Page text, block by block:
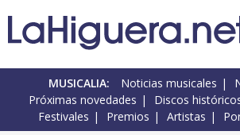
MUSICALIA: Noticias musicales
Próximas novedades
Discos
Festivales
Premios Artistas